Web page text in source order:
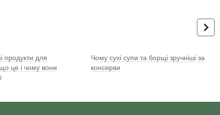
продукти для
що це і чому вони
Чому сухі супи та борщі зручніші за
консерви